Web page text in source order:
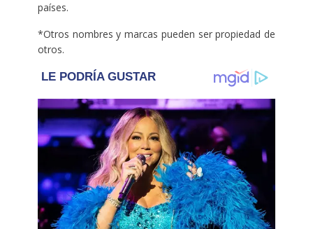
países.
*Otros nombres y marcas pueden ser propiedad de
otros.